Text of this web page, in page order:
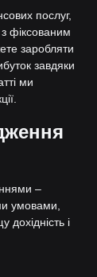
послуг,
фіксованим
заробляти
завдяки
ми
–
умовами,
і